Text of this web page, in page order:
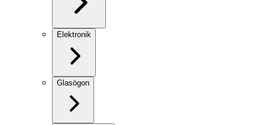
Elektronik
Glasögon